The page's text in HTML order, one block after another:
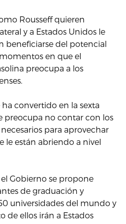
Rousseff quieren
y a Estados Unidos le
beneficiarse del potencial
en que el
preocupa a los
ha convertido en la sexta
preocupa no contar con los
para aprovechar
le están abriendo a nivel
Gobierno se propone
de graduación y
universidades del mundo y
de ellos irán a Estados